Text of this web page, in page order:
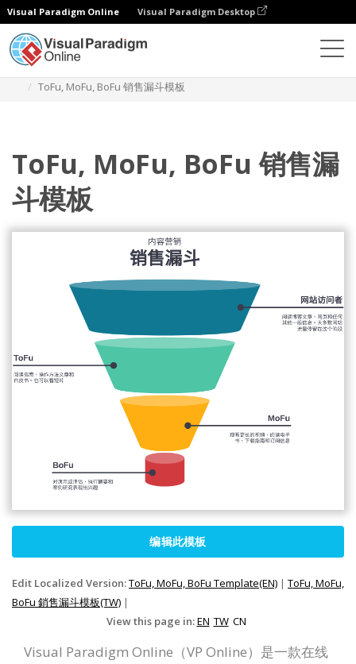
Visual Paradigm Online Visual Paradigm Desktop
ToFu, MoFu, BoFu 销售漏斗模板
ToFu, MoFu, BoFu 销售漏
斗模板
编辑此模板
Edit Localized Version:ToFu, MoFu, BoFu Template(EN) | ToFu, MoFu,
BoFu 銷售漏斗模板(TW) |
View this page in:EN TW CN
Visual Paradigm Online（VP Online）是一款在线